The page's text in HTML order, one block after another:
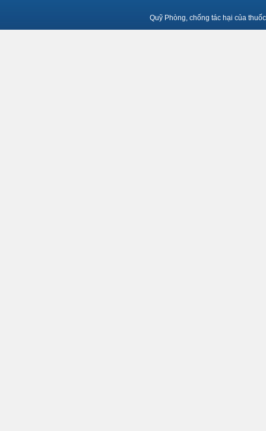
Quỹ Phòng, chống tác hại của